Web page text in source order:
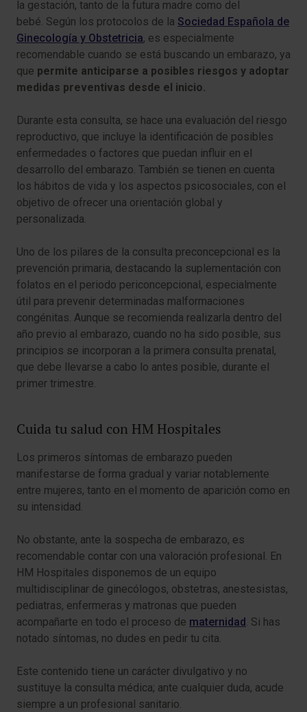
la gestación, tanto de la futura madre como del
bebé. Según los protocolos de la Sociedad Española de
Ginecología y Obstetricia, es especialmente
recomendable cuando se está buscando un embarazo, ya
que permite anticiparse a posibles riesgos y adoptar
medidas preventivas desde el inicio.
Durante esta consulta, se hace una evaluación del riesgo
reproductivo, que incluye la identificación de posibles
enfermedades o factores que puedan influir en el
desarrollo del embarazo. También se tienen en cuenta
los hábitos de vida y los aspectos psicosociales, con el
objetivo de ofrecer una orientación global y
personalizada.
Uno de los pilares de la consulta preconcepcional es la
prevención primaria, destacando la suplementación con
folatos en el periodo periconcepcional, especialmente
útil para prevenir determinadas malformaciones
congénitas. Aunque se recomienda realizarla dentro del
año previo al embarazo, cuando no ha sido posible, sus
principios se incorporan a la primera consulta prenatal,
que debe llevarse a cabo lo antes posible, durante el
primer trimestre.
Cuida tu salud con HM Hospitales
Los primeros síntomas de embarazo pueden
manifestarse de forma gradual y variar notablemente
entre mujeres, tanto en el momento de aparición como en
su intensidad.
No obstante, ante la sospecha de embarazo, es
recomendable contar con una valoración profesional. En
HM Hospitales disponemos de un equipo
multidisciplinar de ginecólogos, obstetras, anestesistas,
pediatras, enfermeras y matronas que pueden
acompañarte en todo el proceso de maternidad . Si has
notado síntomas, no dudes en pedir tu cita.
Este contenido tiene un carácter divulgativo y no
sustituye la consulta médica; ante cualquier duda, acude
siempre a un profesional sanitario.